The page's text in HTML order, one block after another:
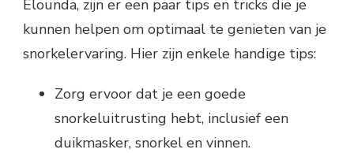
Elounda, zijn er een paar tips en tricks die je
kunnen helpen om optimaal te genieten van je
snorkelervaring. Hier zijn enkele handige tips:
Zorg ervoor dat je een goede
snorkeluitrusting hebt, inclusief een
duikmasker, snorkel en vinnen.